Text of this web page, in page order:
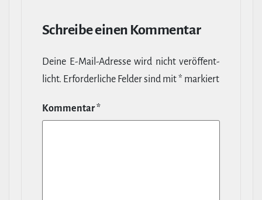
Schreibe einen Kommentar
Deine E‑Mail-​Adresse wird nicht ver­öf­fent­
licht. Erfor­der­liche Felder sind mit* markiert
Kommentar*